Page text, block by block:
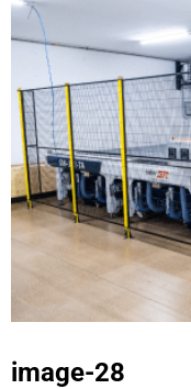
image-28